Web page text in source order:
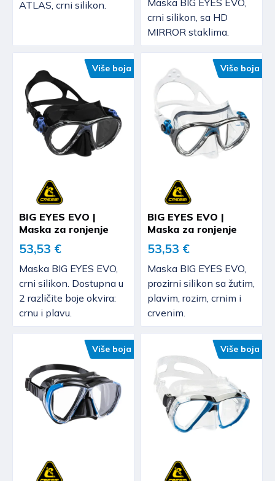
ATLAS, crni silikon.
Maska BIG EYES EVO,
crni silikon, sa HD
MIRROR staklima.
Više boja
BIG EYES EVO |
Maska za ronjenje
53,53 €
Maska BIG EYES EVO,
crni silikon. Dostupna u
2 različite boje okvira:
crnu i plavu.
Više boja
BIG EYES EVO |
Maska za ronjenje
53,53 €
Maska BIG EYES EVO,
prozirni silikon sa žutim,
plavim, rozim, crnim i
crvenim.
Više boja Više boja